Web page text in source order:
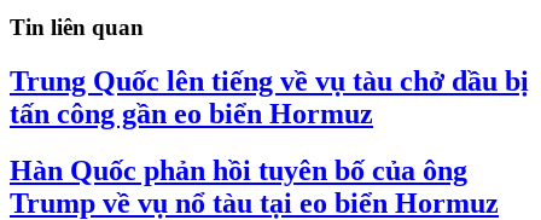
Tin liên quan
Trung Quốc lên tiếng về vụ tàu chở dầu bị
tấn công gần eo biển Hormuz
Hàn Quốc phản hồi tuyên bố của ông
Trump về vụ nổ tàu tại eo biển Hormuz